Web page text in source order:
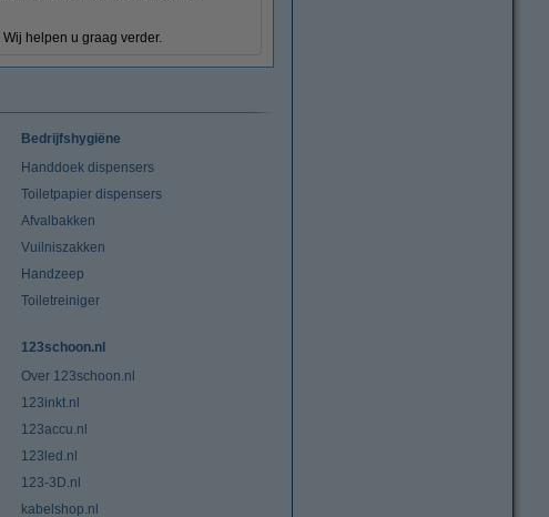
Wij helpen u graag verder.
Bedrijfshygiëne
Handdoek dispensers
Toiletpapier dispensers
Afvalbakken
Vuilniszakken
Handzeep
Toiletreiniger
123schoon.nl
Over 123schoon.nl
123inkt.nl
123accu.nl
123led.nl
123-3D.nl
kabelshop.nl